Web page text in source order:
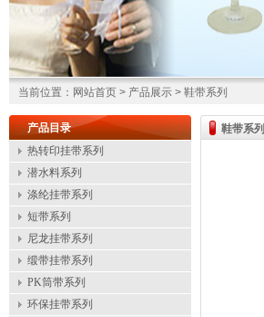
当前位置：网站首页 > 产品展示 > 鞋带系列
产品目录
热转印挂带系列
潜水料系列
涤纶挂带系列
短带系列
尼龙挂带系列
缎带挂带系列
PK筒带系列
环保挂带系列
鞋带系列